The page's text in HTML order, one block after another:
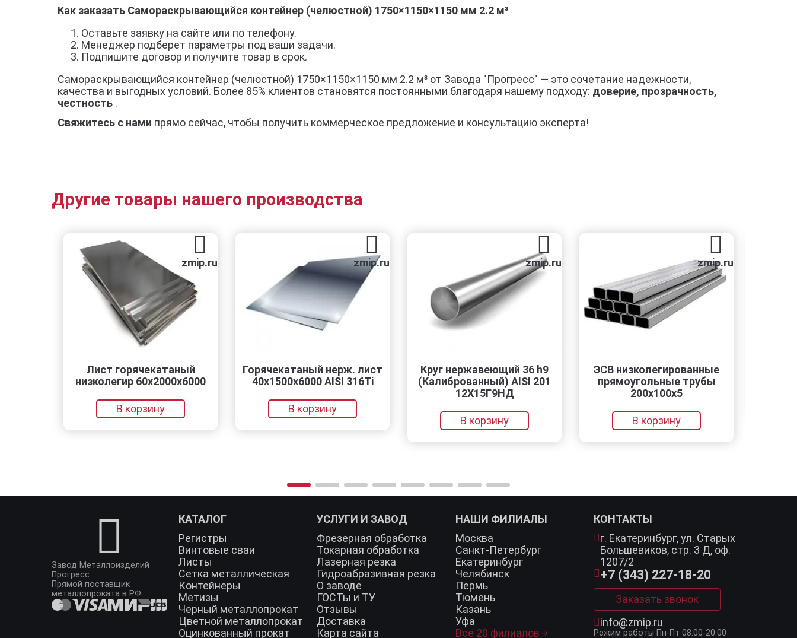
Как заказать Самораскрывающийся контейнер (челюстной) 1750×1150×1150 мм 2.2 м³
Оставьте заявку на сайте или по телефону.
Менеджер подберет параметры под ваши задачи.
Подпишите договор и получите товар в срок.
Самораскрывающийся контейнер (челюстной) 1750×1150×1150 мм 2.2 м³ от Завода "Прогресс" — это сочетание надежности,
качества и выгодных условий. Более 85% клиентов становятся постоянными благодаря нашему подходу: доверие, прозрачность,
честность .
Свяжитесь с нами прямо сейчас, чтобы получить коммерческое предложение и консультацию эксперта!
Другие товары нашего производства
zmip.ru
Лист горячекатаный
низколегир 60х2000х6000
В корзину
zmip.ru
Горячекатаный нерж. лист
40х1500х6000 AISI 316Ti
В корзину
zmip.ru
Круг нержавеющий 36 h9
(Калиброванный) AISI 201
12Х15Г9НД
В корзину
zmip.ru
ЭСВ низколегированные
прямоугольные трубы
200x100x5
В корзину
Завод Металлоизделий
Прогресс
Прямой поставщик
металлопроката в РФ
КАТАЛОГ
Регистры
Винтовые сваи
Листы
Сетка металлическая
Контейнеры
Метизы
Черный металлопрокат
Цветной металлопрокат
Оцинкованный прокат
УСЛУГИ И ЗАВОД
Фрезерная обработка
Токарная обработка
Лазерная резка
Гидроабразивная резка
О заводе
ГОСТы и ТУ
Отзывы
Доставка
Карта сайта
НАШИ ФИЛИАЛЫ
Москва
Санкт-Петербург
Екатеринбург
Челябинск
Пермь
Тюмень
Казань
Уфа
Все 20 филиалов
КОНТАКТЫ
г. Екатеринбург,ул. Старых
Большевиков, стр. 3 Д, оф.
1207/2
+7 (343) 227-18-20
Заказать звонок
info@zmip.ru
Режим работы Пн-Пт 08.00-20.00